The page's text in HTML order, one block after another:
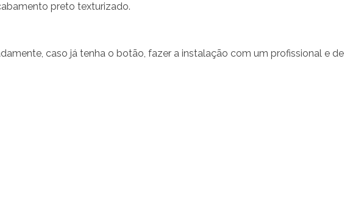
preto texturizado.
caso já tenha o botão, fazer a instalação com um profissional e de